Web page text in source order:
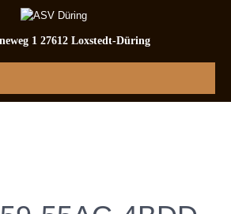
1 27612 Loxstedt-Düring